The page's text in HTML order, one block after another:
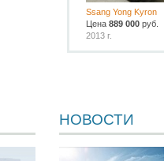
Ssang Yong Kyron
Цена889 000 руб.
2013 г.
НОВОСТИ